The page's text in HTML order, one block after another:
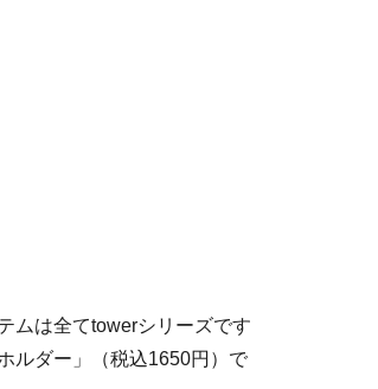
ムは全てtowerシリーズです
ルダー」（税込1650円）で